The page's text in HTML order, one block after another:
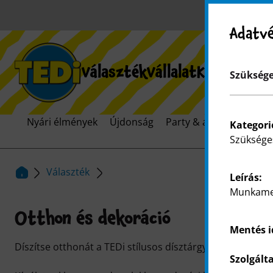
VálasztékVállalatKezdőoldal
Nyári élmények Újdonság Party &
Választék
Otthon és dekoráció
Díszítse otthonát a TEDi stílusos dísztárgyaival.
Leírás:
Mentés